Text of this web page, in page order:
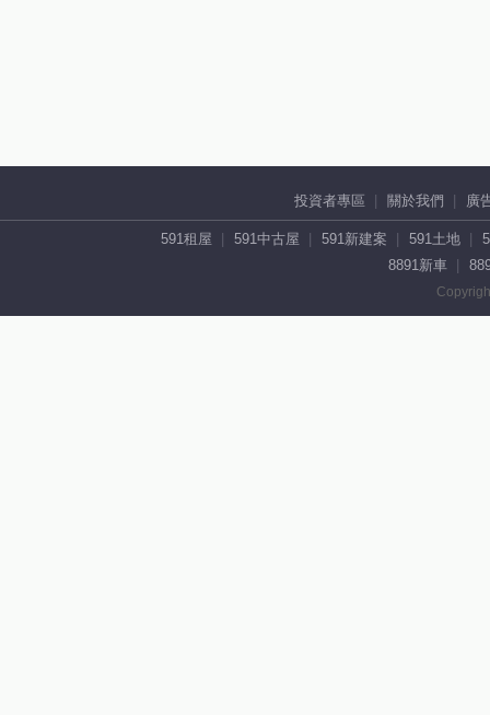
投資者專區 關於我們 廣
591租屋 591中古屋 591新建案 591土地
8891新車